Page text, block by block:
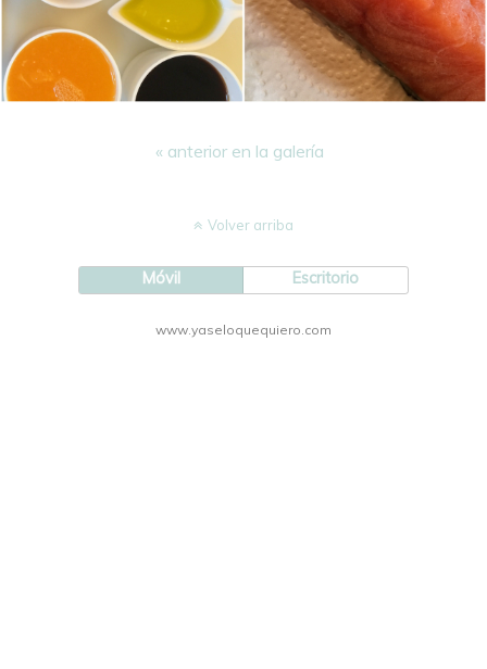
« anterior en la galería
Volver arriba
Móvil Escritorio
www.yaseloquequiero.com